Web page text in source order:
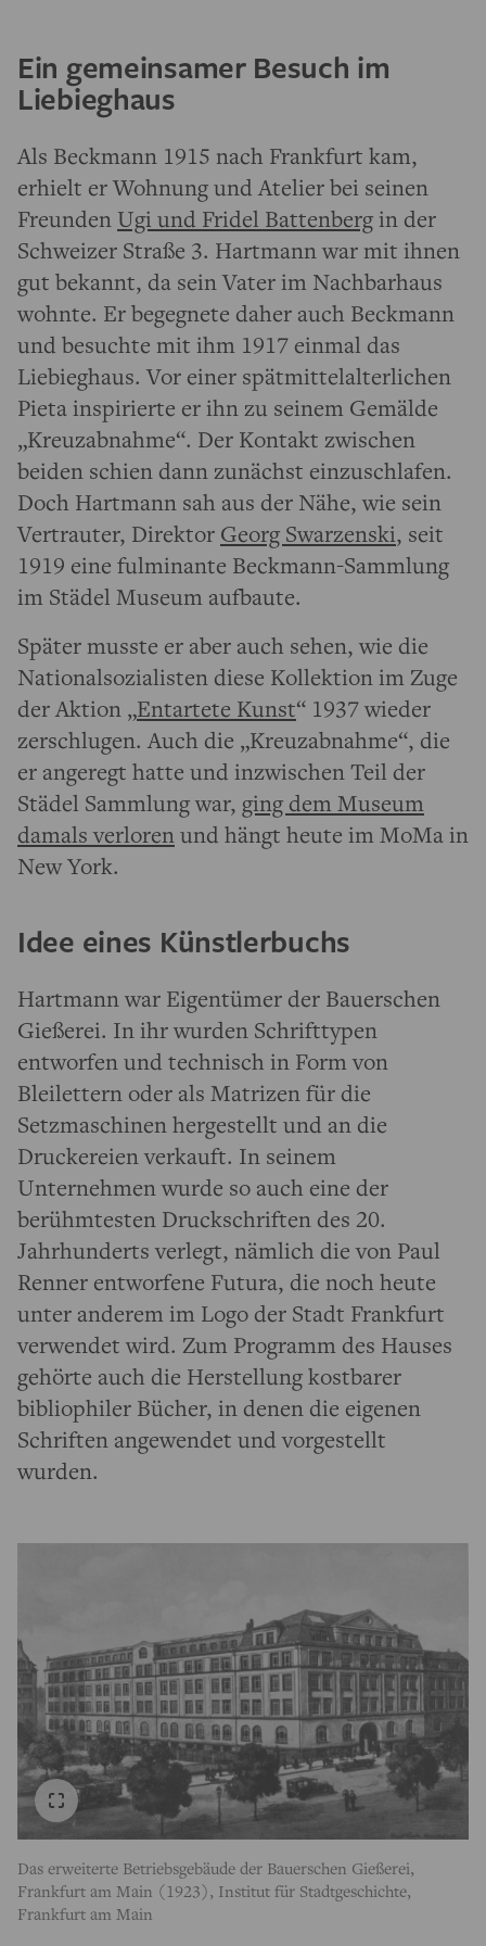
Ein gemeinsamer Besuch im
Liebieghaus
Als Beckmann 1915 nach Frankfurt kam,
erhielt er Wohnung und Atelier bei seinen
Freunden Ugi und Fridel Battenbergin der
Schweizer Straße 3. Hartmann war mit ihnen
gut bekannt, da sein Vater im Nachbarhaus
wohnte. Er begegnete daher auch Beckmann
und besuchte mit ihm 1917 einmal das
Liebieghaus. Vor einer spätmittelalterlichen
Pieta inspirierte er ihn zu seinem Gemälde
„Kreuzabnahme“. Der Kontakt zwischen
beiden schien dann zunächst einzuschlafen.
Doch Hartmann sah aus der Nähe, wie sein
Vertrauter, Direktor Georg Swarzenski, seit
1919 eine fulminante Beckmann-Sammlung
im Städel Museum aufbaute.
Später musste er aber auch sehen, wie die
Nationalsozialisten diese Kollektion im Zuge
der Aktion „Entartete Kunst“ 1937 wieder
zerschlugen. Auch die „Kreuzabnahme“, die
er angeregt hatte und inzwischen Teil der
Städel Sammlung war, ging dem Museum
damals verlorenund hängt heute im MoMa in
New York.
Idee eines Künstlerbuchs
Hartmann war Eigentümer der Bauerschen
Gießerei. In ihr wurden Schrifttypen
entworfen und technisch in Form von
Bleilettern oder als Matrizen für die
Setzmaschinen hergestellt und an die
Druckereien verkauft. In seinem
Unternehmen wurde so auch eine der
berühmtesten Druckschriften des 20.
Jahrhunderts verlegt, nämlich die von Paul
Renner entworfene Futura, die noch heute
unter anderem im Logo der Stadt Frankfurt
verwendet wird. Zum Programm des Hauses
gehörte auch die Herstellung kostbarer
bibliophiler Bücher, in denen die eigenen
Schriften angewendet und vorgestellt
wurden.
Das erweiterte Betriebsgebäude der Bauerschen Gießerei,
Frankfurt am Main (1923), Institut für Stadtgeschichte,
Frankfurt am Main